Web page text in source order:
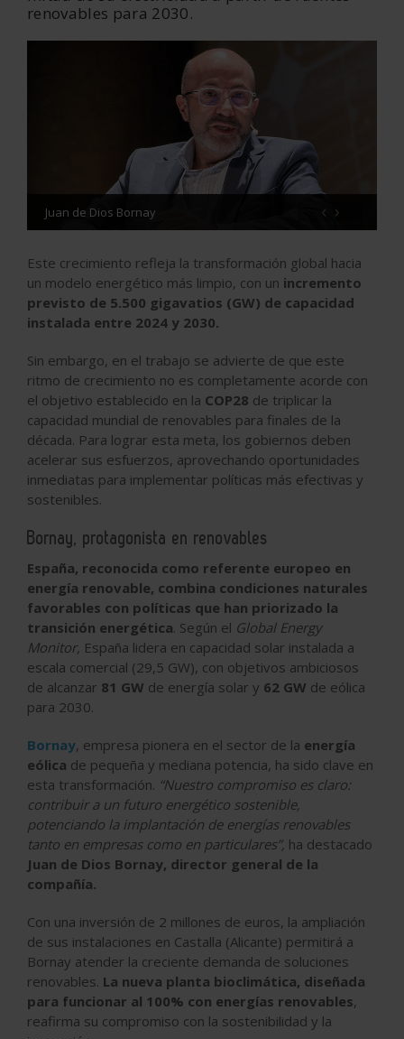
renovables para 2030.
Juan de Dios Bornay ‹ ›
Este crecimiento refleja la transformación global hacia
un modelo energético más limpio, con un incremento
previsto de 5.500 gigavatios (GW) de capacidad
instalada entre 2024 y 2030.
Sin embargo, en el trabajo se advierte de que este
ritmo de crecimiento no es completamente acorde con
el objetivo establecido en la COP28 de triplicar la
capacidad mundial de renovables para finales de la
década. Para lograr esta meta, los gobiernos deben
acelerar sus esfuerzos, aprovechando oportunidades
inmediatas para implementar políticas más efectivas y
sostenibles.
Bornay, protagonista en renovables
España, reconocida como referente europeo en
energía renovable, combina condiciones naturales
favorables con políticas que han priorizado la
transición energética. Según el Global Energy
Monitor, España lidera en capacidad solar instalada a
escala comercial (29,5 GW), con objetivos ambiciosos
de alcanzar 81 GW de energía solar y 62 GW de eólica
para 2030.
Bornay, empresa pionera en el sector de la energía
eólica de pequeña y mediana potencia, ha sido clave en
esta transformación. “Nuestro compromiso es claro:
contribuir a un futuro energético sostenible,
potenciando la implantación de energías renovables
tanto en empresas como en particulares”, ha destacado
Juan de Dios Bornay, director general de la
compañía.
Con una inversión de 2 millones de euros, la ampliación
de sus instalaciones en Castalla (Alicante) permitirá a
Bornay atender la creciente demanda de soluciones
renovables. La nueva planta bioclimática, diseñada
para funcionar al 100% con energías renovables,
reafirma su compromiso con la sostenibilidad y la